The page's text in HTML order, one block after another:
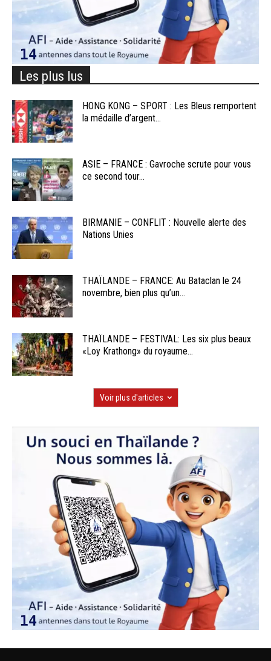
Les plus lus
HONG KONG – SPORT : Les Bleus remportent
la médaille d’argent...
ASIE – FRANCE : Gavroche scrute pour vous
ce second tour...
BIRMANIE – CONFLIT : Nouvelle alerte des
Nations Unies
THAÏLANDE – FRANCE: Au Bataclan le 24
novembre, bien plus qu’un...
THAÏLANDE – FESTIVAL: Les six plus beaux
«Loy Krathong» du royaume...
Voir plus d'articles